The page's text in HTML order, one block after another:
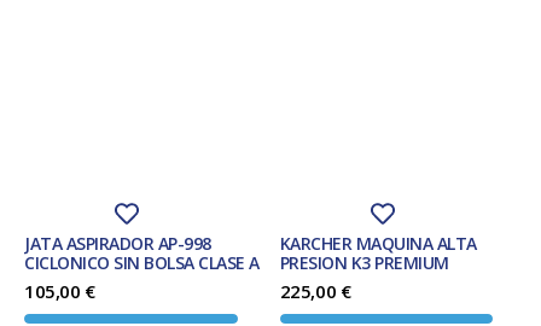
JATA ASPIRADOR AP-998
CICLONICO SIN BOLSA CLASE A
105,00 €
KARCHER MAQUINA ALTA
PRESION K3 PREMIUM
225,00 €